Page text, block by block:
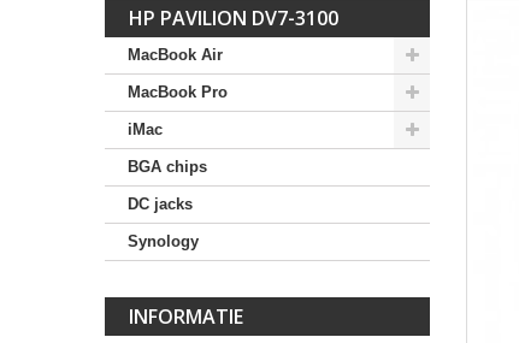
HP PAVILION DV7-3100
MacBook Air
MacBook Pro
iMac
BGA chips
DC jacks
Synology
INFORMATIE